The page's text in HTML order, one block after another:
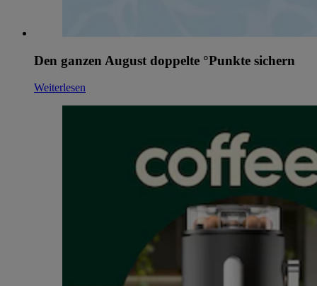
Den ganzen August doppelte °Punkte sichern
Weiterlesen